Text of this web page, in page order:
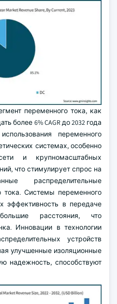
переменного тока, как
более 6% CAGR до 2032 года
переменного
системах, особенно
и крупномасштабных
что стимулирует спрос на
распределительные
тока. Системы переменного
эффективность в передаче
расстояния, что
Инновации в технологии
устройств
улучшенные изоляционные
надежность, способствуют